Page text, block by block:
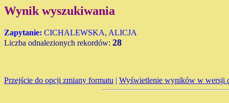
Wynik wyszukiwania
Zapytanie: CICHALEWSKA, ALICJA
Liczba odnalezionych rekordów: 28
Przejście do opcji zmiany formatu | Wyświetlenie wyników w wersji